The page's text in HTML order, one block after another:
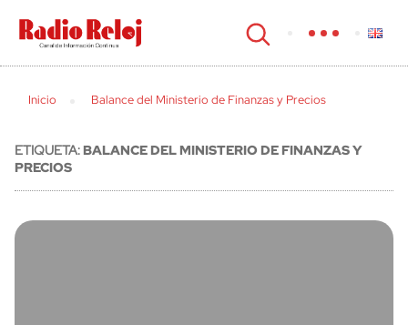
cerrar
Inicio Balance del Ministerio de Finanzas y Precios
ETIQUETA:BALANCE DEL MINISTERIO DE FINANZAS Y
PRECIOS